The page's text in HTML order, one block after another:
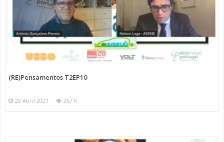
(RE)Pensamentos T2EP10
20 Abril 2021 257 K